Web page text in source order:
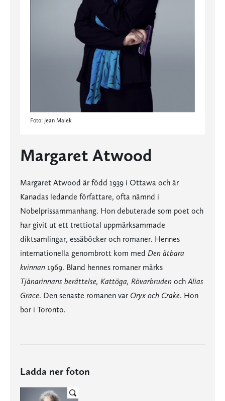
Foto: Jean Malek
Margaret Atwood
Margaret Atwood är född 1939 i Ottawa och är
Kanadas ledande författare, ofta nämnd i
Nobelprissammanhang. Hon debuterade som poet och
har givit ut ett trettiotal uppmärksammade
diktsamlingar, essäböcker och romaner. Hennes
internationella genombrott kom med Den ätbara
kvinnan 1969. Bland hennes romaner märks
Tjänarinnans berättelse, Kattöga, Rövarbruden ochAlias
Grace. Den senaste romanen var Oryx och Crake. Hon
bor i Toronto.
Ladda ner foton